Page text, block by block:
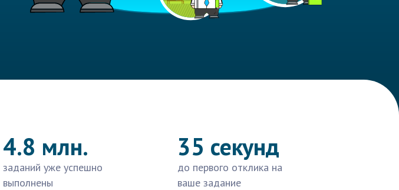
4.8 млн.
заданий уже успешно
выполнены
35 секунд
до первого отклика на
ваше задание